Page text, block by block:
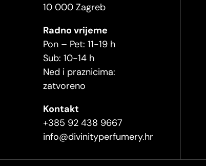
10 000 Zagreb
Radno vrijeme
Pon – Pet: 11-19 h
Sub: 10-14 h
Ned i praznicima:
zatvoreno
Kontakt
+385 92 438 9667
info@divinityperfumery.hr